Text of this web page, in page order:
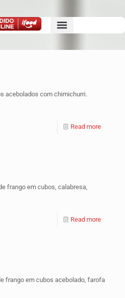
acebolados com chimichurri.
Read more
frango em cubos, calabresa,
Read more
frango em cubos acebolado, farofa